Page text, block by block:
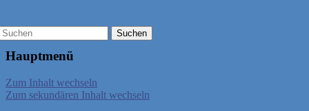
Hauptmenü
Zum Inhalt wechseln
Zum sekundären Inhalt wechseln